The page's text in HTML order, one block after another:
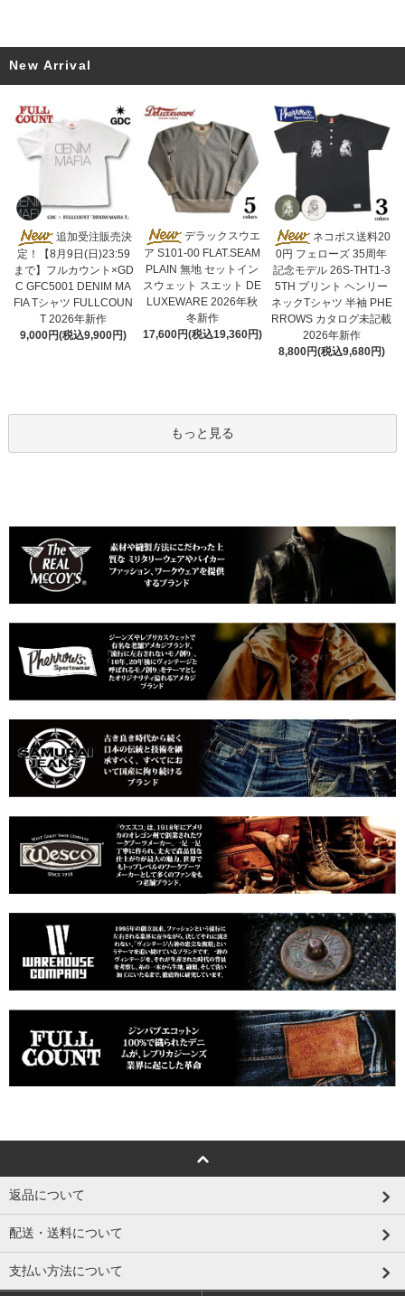
New Arrival
追加受注販売決
定！【8月9日(日)23:59
まで】フルカウント×GD
C GFC5001 DENIM MA
FIA Tシャツ FULLCOUN
T 2026年新作
9,000円(税込9,900円)
デラックスウエ
ア S101-00 FLAT.SEAM
PLAIN 無地 セットイン
スウェット スエット DE
LUXEWARE 2026年秋
冬新作
17,600円(税込19,360円)
ネコポス送料20
0円 フェローズ 35周年
記念モデル 26S-THT1-3
5TH プリント ヘンリー
ネックTシャツ 半袖 PHE
RROWS カタログ未記載
2026年新作
8,800円(税込9,680円)
もっと見る
返品について
配送・送料について
支払い方法について